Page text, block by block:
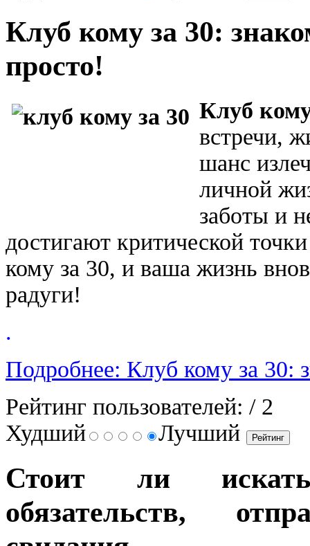
Клуб кому за 30:
просто!
Клуб
встречи,
шанс
личной
заботы и
достигают критической
кому за 30, и ваша жизнь
радуги!
.
Подробнее: Клуб кому за 30:
Рейтинг пользователей: / 2
Худший
Лучший
Стоит ли
обязательств,